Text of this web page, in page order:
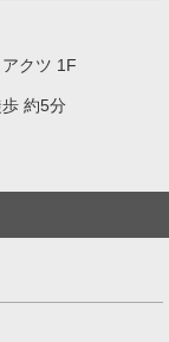
クツ 1F
約5分